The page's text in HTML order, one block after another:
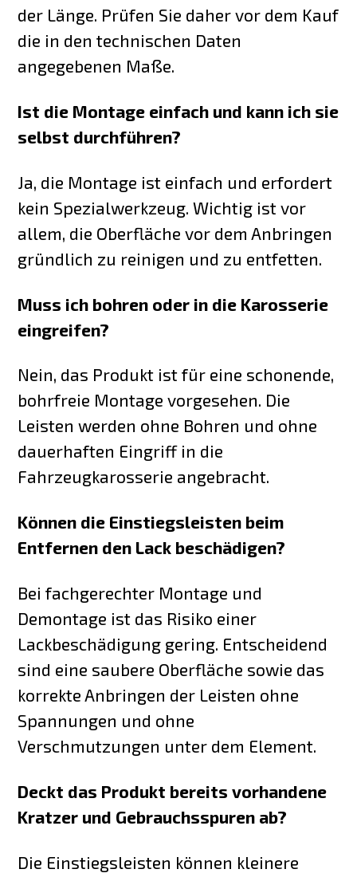
der Länge. Prüfen Sie daher vor dem Kauf
die in den technischen Daten
angegebenen Maße.
Ist die Montage einfach und kann ich sie
selbst durchführen?
Ja, die Montage ist einfach und erfordert
kein Spezialwerkzeug. Wichtig ist vor
allem, die Oberfläche vor dem Anbringen
gründlich zu reinigen und zu entfetten.
Muss ich bohren oder in die Karosserie
eingreifen?
Nein, das Produkt ist für eine schonende,
bohrfreie Montage vorgesehen. Die
Leisten werden ohne Bohren und ohne
dauerhaften Eingriff in die
Fahrzeugkarosserie angebracht.
Können die Einstiegsleisten beim
Entfernen den Lack beschädigen?
Bei fachgerechter Montage und
Demontage ist das Risiko einer
Lackbeschädigung gering. Entscheidend
sind eine saubere Oberfläche sowie das
korrekte Anbringen der Leisten ohne
Spannungen und ohne
Verschmutzungen unter dem Element.
Deckt das Produkt bereits vorhandene
Kratzer und Gebrauchsspuren ab?
Die Einstiegsleisten können kleinere